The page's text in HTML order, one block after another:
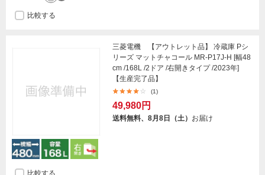
比較する
三菱電機 【アウトレット品】 冷蔵庫 Pシ
リーズ マットチャコール MR-P17J-H [幅48
cm /168L /2ドア /右開きタイプ /2023年]
【生産完了品】
(1)
49,980円
送料無料、8月8日（土） お届け